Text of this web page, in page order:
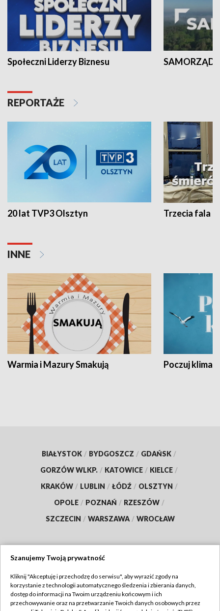
Społeczni Liderzy Biznesu SAMORZĄD
REPORTAŻE
20 lat TVP3 Olsztyn Trzecia fala -
INNE
Warmia i Mazury Smakują Poczuj klimat
BIAŁYSTOK / BYDGOSZCZ / GDAŃSK /
GORZÓW WLKP. / KATOWICE / KIELCE /
KRAKÓW / LUBLIN / ŁÓDŹ / OLSZTYN /
OPOLE / POZNAŃ / RZESZÓW /
SZCZECIN / WARSZAWA / WROCŁAW
TVP
Abonament TVP
Regulamin TVP
Szanujemy Twoją prywatność
Kliknij "Akceptuję i przechodzę do serwisu", aby wyrazić zgody na
korzystanie z technologii automatycznego śledzenia i zbierania danych,
dostęp do informacji na Twoim urządzeniu końcowym i ich
przechowywanie oraz na przetwarzanie Twoich danych osobowych przez